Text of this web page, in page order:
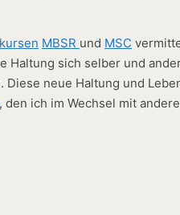
MBSR und MSC
sich selber und
neue Haltung und
, den ich im Wechsel mit